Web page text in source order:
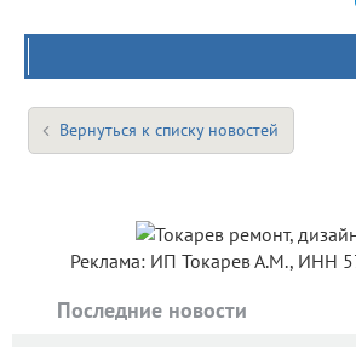
Вернуться к списку новостей
Реклама: ИП Токарев А.М., ИНН
Последние новости